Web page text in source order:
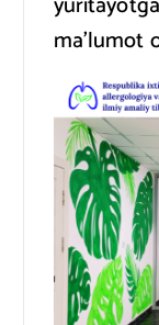
ma’lumot